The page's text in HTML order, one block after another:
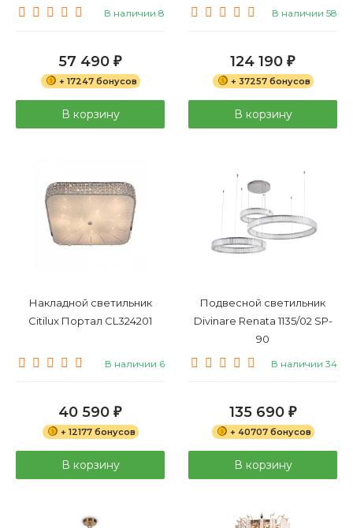
В наличии 8
57 490 ₽
+ 17247 бонусов
В корзину
В наличии 58
124 190 ₽
+ 37257 бонусов
В корзину
Накладной светильник
Citilux Портал CL324201
В наличии 6
40 590 ₽
+ 12177 бонусов
В корзину
Подвесной светильник
Divinare Renata 1135/02 SP-
90
В наличии 34
135 690 ₽
+ 40707 бонусов
В корзину